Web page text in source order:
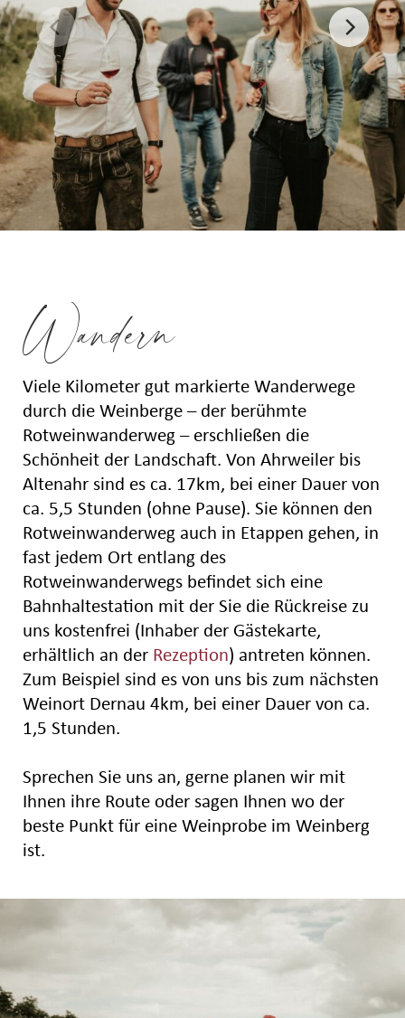
Wandern
Viele Kilometer gut markierte Wanderwege
durch die Weinberge – der berühmte
Rotweinwanderweg – erschließen die
Schönheit der Landschaft. Von Ahrweiler bis
Altenahr sind es ca. 17km, bei einer Dauer von
ca. 5,5 Stunden (ohne Pause). Sie können den
Rotweinwanderweg auch in Etappen gehen, in
fast jedem Ort entlang des
Rotweinwanderwegs befindet sich eine
Bahnhaltestation mit der Sie die Rückreise zu
uns kostenfrei (Inhaber der Gästekarte,
erhältlich an der Rezeption) antreten können.
Zum Beispiel sind es von uns bis zum nächsten
Weinort Dernau 4km, bei einer Dauer von ca.
1,5 Stunden.
Sprechen Sie uns an, gerne planen wir mit
Ihnen ihre Route oder sagen Ihnen wo der
beste Punkt für eine Weinprobe im Weinberg
ist.